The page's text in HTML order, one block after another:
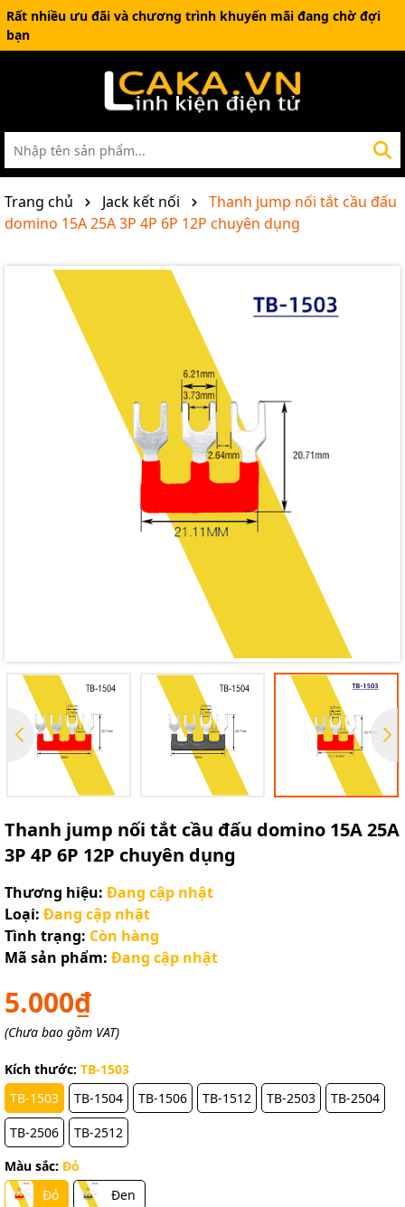
Rất nhiều ưu đãi và chương trình khuyến mãi đang chờ đợi
bạn
Trang chủ Jack kết nối
Thanh jump nối tắt cầu đấu
domino 15A 25A 3P 4P 6P 12P chuyên dụng
Thanh jump nối tắt cầu đấu domino 15A 25A
3P 4P 6P 12P chuyên dụng
Thương hiệu: Đang cập nhật
Loại: Đang cập nhật
Tình trạng: Còn hàng
Mã sản phẩm: Đang cập nhật
5.000₫
(Chưa bao gồm VAT)
Kích thước: TB-1503
TB-1503
TB-1504 TB-1506 TB-1512 TB-2503
TB-2504
TB-2506
TB-2512
Màu sắc: Đỏ
Đỏ
Đen
Điều kiện: